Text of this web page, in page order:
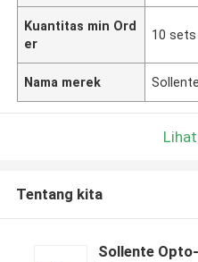
Kuantitas min Ord
er
10 sets
Nama merek Sollente
Tentang kita
Sollente